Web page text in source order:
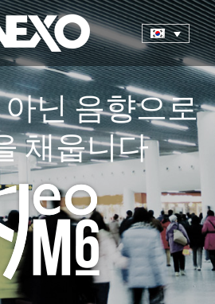
닌 음향으로
채웁니다